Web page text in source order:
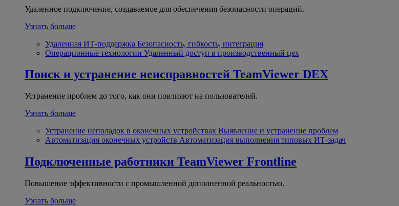
Удаленное подключение, создаваемое для обеспечения безопасности операций.
Узнать больше
Удаленная ИТ-поддержка Безопасность, гибкость, интеграция
Операционные технологии Удаленный доступ в производственный цех
Поиск и устранение неисправностей TeamViewer DEX
Устранение проблем до того, как они повлияют на пользователей.
Узнать больше
Устранение неполадок в оконечных устройствах Выявление и устранение проблем
Автоматизация оконечных устройств Автоматизация выполнения типовых ИТ-задач
Подключенные работники TeamViewer Frontline
Повышение эффективности с промышленной дополненной реальностью.
Узнать больше